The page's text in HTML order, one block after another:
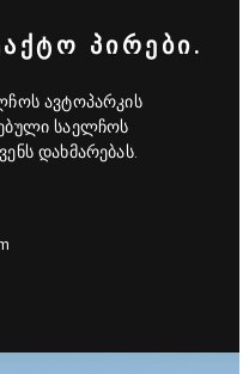
ᲞᲘᲠᲔᲑᲘ.
ავტოპარკის
საელჩოს
დახმარებას.